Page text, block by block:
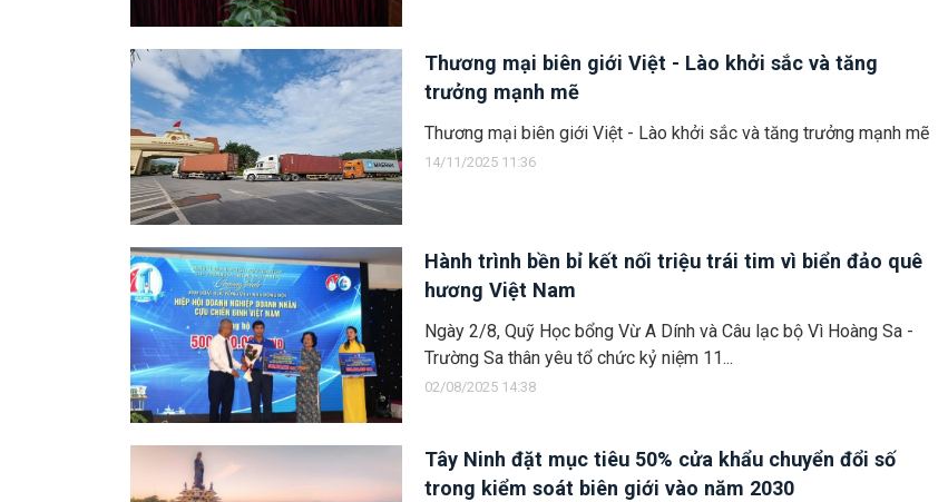
Thương mại biên giới Việt - Lào khởi sắc và tăng
trưởng mạnh mẽ
Thương mại biên giới Việt - Lào khởi sắc và tăng trưởng mạnh mẽ
14/11/2025 11:36
Hành trình bền bỉ kết nối triệu trái tim vì biển đảo quê
hương Việt Nam
Ngày 2/8, Quỹ Học bổng Vừ A Dính và Câu lạc bộ Vì Hoàng Sa -
Trường Sa thân yêu tổ chức kỷ niệm 11...
02/08/2025 14:38
Tây Ninh đặt mục tiêu 50% cửa khẩu chuyển đổi số
trong kiểm soát biên giới vào năm 2030